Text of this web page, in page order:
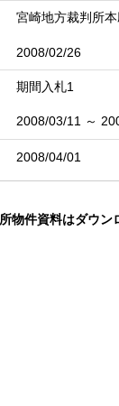
宮崎地方裁判所
2008/02/26
期間入札1
2008/03/11 ～
2008/04/01
物件資料はダウン